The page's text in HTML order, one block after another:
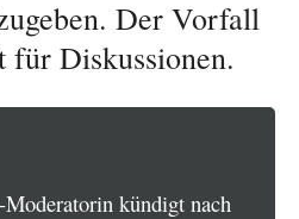
Der Vorfall
für Diskussionen.
kündigt nach